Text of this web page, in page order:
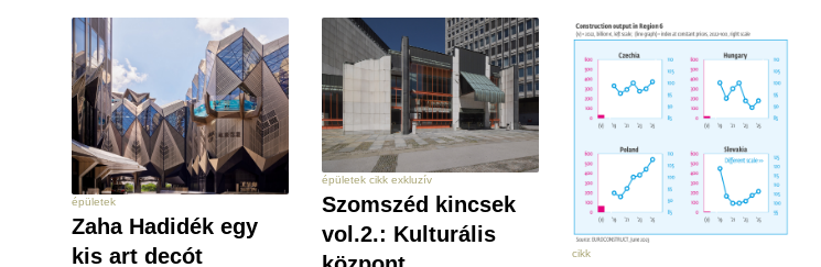
épületek
Zaha Hadidék egy
kis art decót
épületek cikk exkluzív
Szomszéd kincsek
vol.2.: Kulturális
cikk